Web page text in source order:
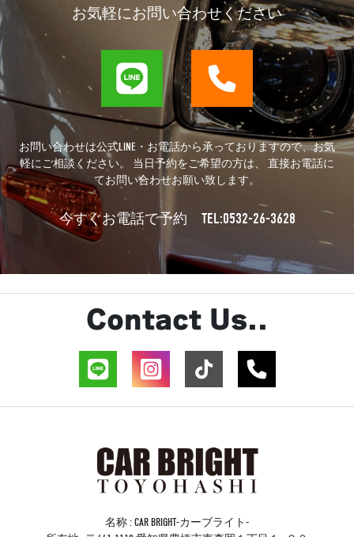
お気軽にお問い合わせください
お問い合わせは公式LINE・お電話から承っておりますので、お気
軽にご相談ください。 当日予約をご希望の方は、 直接お電話に
てお問い合わせお願い致します。
今すぐお電話で予約 TEL:0532-26-3628
Contact Us..
名称 : CAR BRIGHT-カーブライト-